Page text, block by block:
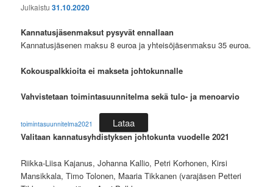
Julkaistu31.10.2020
Kannatusjäsenmaksut pysyvät ennallaan
Kannatusjäsenen maksu 8 euroa ja yhteisöjäsenmaksu 35 euroa.
Kokouspalkkioita ei makseta johtokunnalle
Vahvistetaan toimintasuunnitelma sekä tulo- ja menoarvio
toimintasuunnitelma2021 Lataa
Valitaan kannatusyhdistyksen johtokunta vuodelle 2021
Riikka-Liisa Kajanus, Johanna Kallio, Petri Korhonen, Kirsi
Mansikkala, Timo Tolonen, Maaria Tikkanen (varajäsen Petteri